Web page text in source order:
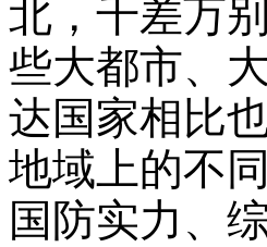
北，千差万
些大都市、
达国家相比
地域上的不
国防实力、